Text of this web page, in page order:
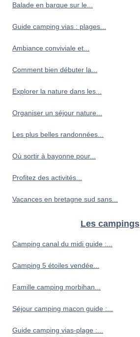
Balade en barque sur le...
Guide camping vias : plages...
Ambiance conviviale et...
Comment bien débuter la...
Explorer la nature dans les...
Organiser un séjour nature...
Les plus belles randonnées...
Où sortir à bayonne pour...
Profitez des activités...
Vacances en bretagne sud sans...
Les campings
Camping canal du midi guide :...
Camping 5 étoiles vendée...
Famille camping morbihan...
Séjour camping macon guide :...
Guide camping vias-plage :...